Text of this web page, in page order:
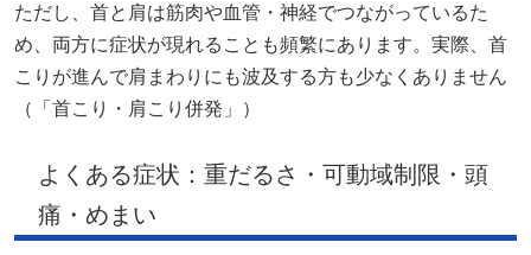
ただし、首と肩は筋肉や血管・神経でつながっているた
め、両方に症状が現れることも頻繁にあります。実際、首
こりが進んで肩まわりにも波及する方も少なくありません
（「首こり・肩こり併発」）
よくある症状：重だるさ・可動域制限・頭
痛・めまい